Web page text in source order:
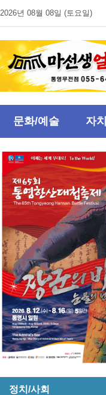
2026년 08월 08일 (토요일)
문화/예술 자
정치/사회